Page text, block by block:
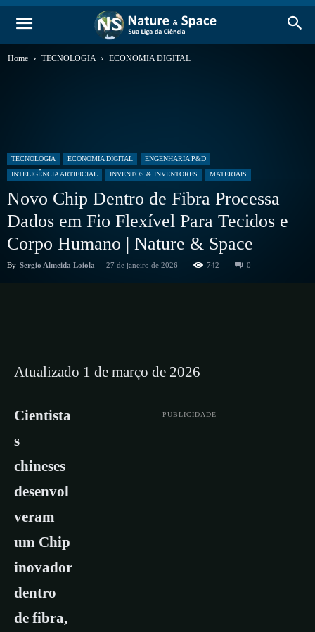
Home TECNOLOGIA ECONOMIA DIGITAL
TECNOLOGIA ECONOMIA DIGITAL
ENGENHARIA P&D
INTELIGÊNCIA ARTIFICIAL
INVENTOS & INVENTORES MATERIAIS
Novo Chip Dentro de Fibra Processa
Dados em Fio Flexível Para Tecidos e
Corpo Humano | Nature & Space
By Sergio Almeida Loiola - 27 de janeiro de 2026 742 0
Atualizado 1 de março de 2026
PUBLICIDADE
Cientista
s
chineses
desenvol
veram
um Chip
inovador
dentro
de fibra,